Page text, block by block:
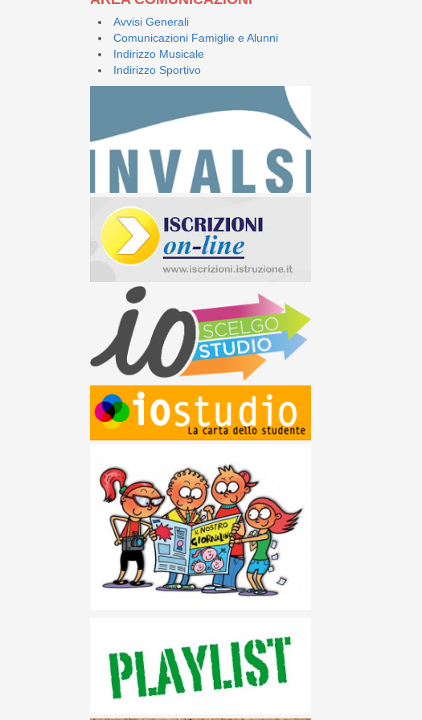
Avvisi Generali
Comunicazioni Famiglie e Alunni
Indirizzo Musicale
Indirizzo Sportivo